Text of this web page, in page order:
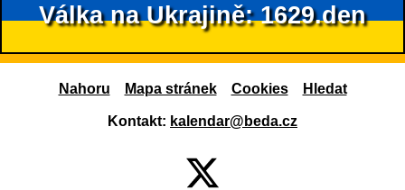
Válka na Ukrajině: 1629.den
Nahoru Mapa stránek Cookies Hledat
Kontakt: kalendar@beda.cz